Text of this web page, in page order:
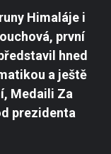
Himaláje i
první
hned
a ještě
Medaili Za
prezidenta